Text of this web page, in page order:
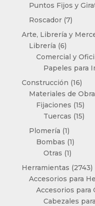
Puntos Fijos y
Roscador 77
Arte, Librería y
Librería 66
Comercial y
Papeles para
Construcción 1616
Materiales de Obra
Fijaciones 1515
Tuercas 1515
Plomería 11
producto
Bombas 11
Otras 11
Herramientas 2743
Accesorios para
Accesorios para
Cabezales